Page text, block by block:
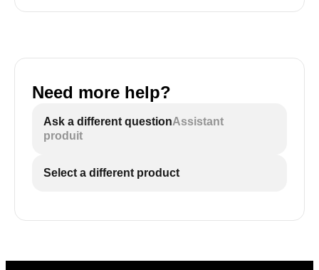
Need more help?
Ask a different questionAssistant
produit
Select a different product